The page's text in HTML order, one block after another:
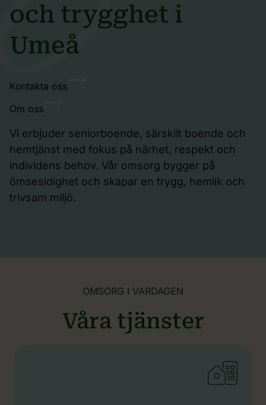
och trygghet i
Umeå
Kontakta oss
Om oss
Vi erbjuder seniorboende, särskilt boende och
hemtjänst med fokus på närhet, respekt och
individens behov. Vår omsorg bygger på
ömsesidighet och skapar en trygg, hemlik och
trivsam miljö.
OMSORG I VARDAGEN
Våra tjänster